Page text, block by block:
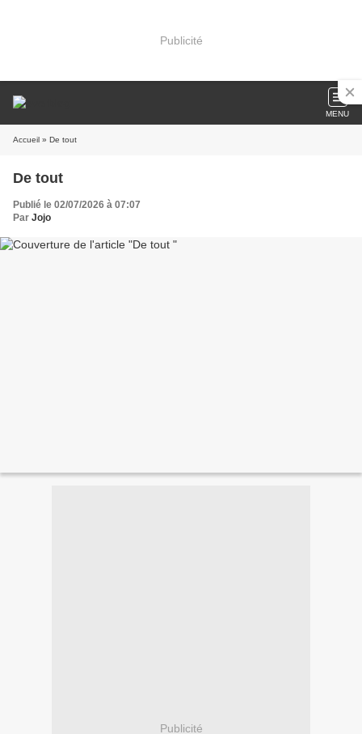
Publicité
MENU
Accueil » De tout
De tout
Publié le 02/07/2026 à 07:07
Par Jojo
Publicité